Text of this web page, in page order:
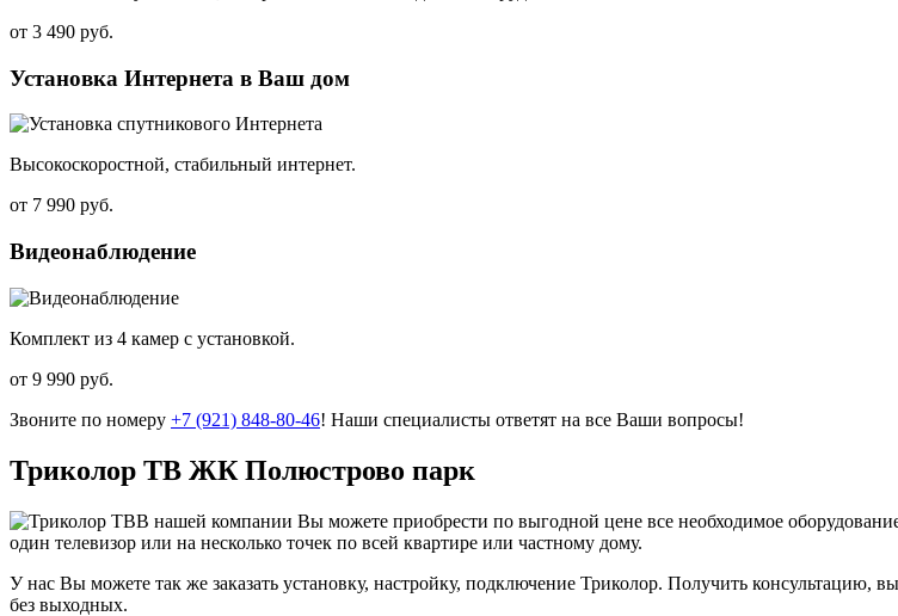
от 3 490 руб.
Установка Интернета в Ваш дом
Высокоскоростной, стабильный интернет.
от 7 990 руб.
Видеонаблюдение
Комплект из 4 камер с установкой.
от 9 990 руб.
Звоните по номеру +7 (921) 848-80-46! Наши специалисты ответят на все Ваши вопросы!
Триколор ТВ ЖК Полюстрово парк
В нашей компании Вы можете приобрести по выгодной цене все необходимое
один телевизор или на несколько точек по всей квартире или частному дому.
У нас Вы можете так же заказать установку, настройку, подключение Триколор. Получить консультацию,
без выходных.